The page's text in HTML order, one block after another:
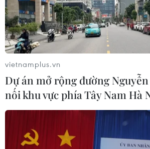
TIN CÙNG CHUYÊN MỤC
Sẽ thi công đồng loạt Dự án cao tốc
vietnamplus.vn
Dự án mở rộng đường
nối khu vực phía Tây Nam Hà